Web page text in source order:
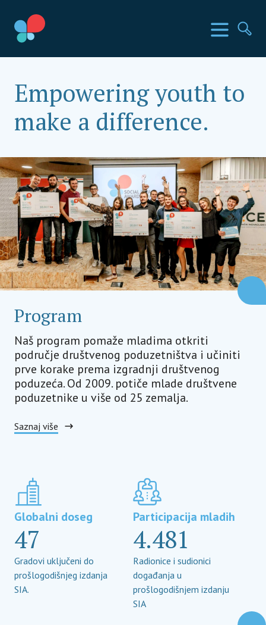
sadržaja
Izbornik
SIA Countries
Empowering youth to
make a difference.
Program
Naš program pomaže mladima otkriti
područje društvenog poduzetništva i učiniti
prve korake prema izgradnji društvenog
poduzeća. Od 2009. potiče mlade društvene
poduzetnike u više od 25 zemalja.
Saznaj više
Globalni doseg
47
Gradovi uključeni do
prošlogodišnjeg izdanja
SIA.
Participacija mladih
4.481
Radionice i sudionici
događanja u
prošlogodišnjem izdanju
SIA